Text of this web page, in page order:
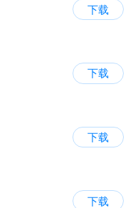
下载
下载
下载
下载